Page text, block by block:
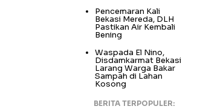
Pencemaran Kali
Bekasi Mereda, DLH
Pastikan Air Kembali
Bening
Waspada El Nino,
Disdamkarmat Bekasi
Larang Warga Bakar
Sampah di Lahan
Kosong
BERITA TERPOPULER: